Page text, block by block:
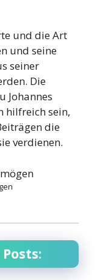
und die Art
und seine
seiner
Die
Johannes
hilfreich sein,
die
verdienen.